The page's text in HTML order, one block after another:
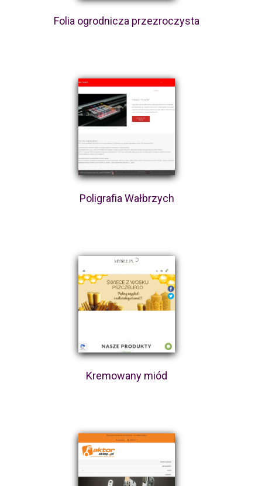
Folia ogrodnicza przezroczysta
Poligrafia Wałbrzych
Kremowany miód